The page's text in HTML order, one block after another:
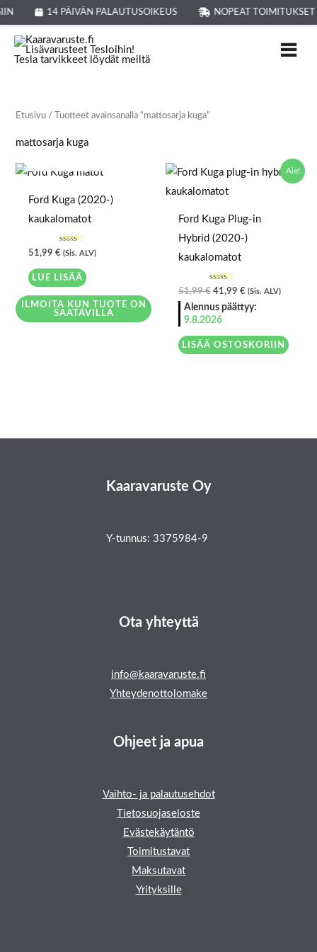
14 PÄIVÄN PALAUTUSOIKEUS NOPEAT
Siirry
sisältöön
Etusivu / Tuotteet avainsanalla “mattosarja kuga”
mattosarja kuga
Ford Kuga (2020-)
kaukalomatot
Arvostelu
tuotteesta:
3.00
/ 5
51,99 € (Sis. ALV)
LUE LISÄÄ
ILMOITA KUN TUOTE ON
SAATAVILLA
Ale!
Ford Kuga Plug-in
Hybrid (2020-)
kaukalomatot
Arvostelu
tuotteesta:
5.00
/ 5
51,99€
Alkuperäinen
hinta
oli:
41,99 €
Nykyinen
hinta
(Sis. ALV)
Alennus päättyy:
9.8.2026
LISÄÄ OSTOSKORIIN
Kaaravaruste Oy
Y-tunnus: 3375984-9
Ota yhteyttä
info@kaaravaruste.fi
Yhteydenottolomake
Ohjeet ja apua
Vaihto- ja palautusehdot
Tietosuojaseloste
Evästekäytäntö
Toimitustavat
Maksutavat
Yrityksille